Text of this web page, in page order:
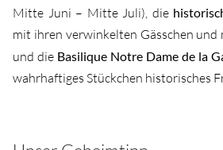
Mitte Juni – Mitte Juli), die
mit ihren verwinkelten Gässchen und
und die Basilique Notre Dame de la
wahrhaftiges Stückchen historisches